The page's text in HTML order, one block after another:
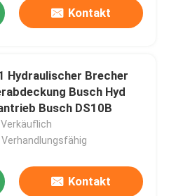
Kontakt
Hydraulischer Brecher
Busch Hyd
Busch DS10B
Verkäuflich
Verhandlungsfähig
Kontakt